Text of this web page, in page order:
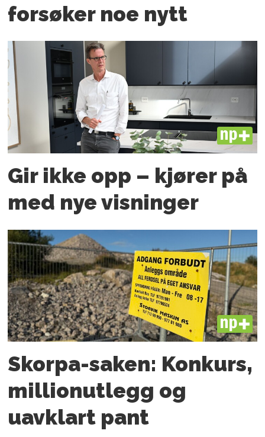
forsøker noe nytt
PLUS
Gir ikke opp – kjører på
med nye visninger
PLUS
Skorpa-saken: Konkurs,
millionutlegg og
uavklart pant